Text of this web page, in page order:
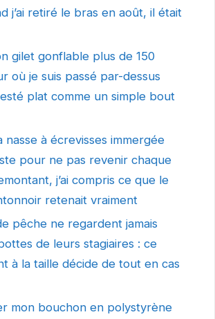
j’ai retiré le bras en août, il était
gilet gonflable plus de 150
où je suis passé par-dessus
plat comme un simple bout
nasse à écrevisses immergée
pour ne pas revenir chaque
j’ai compris ce que le
retenait vraiment
pêche ne regardent jamais
de leurs stagiaires : ce
à la taille décide de tout en cas
mon bouchon en polystyrène